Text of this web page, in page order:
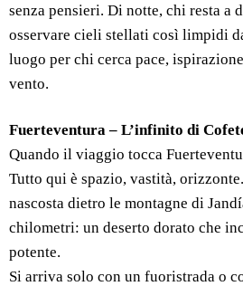
senza pensieri. Di notte, chi resta a
osservare cieli stellati così limpidi
luogo per chi cerca pace,
vento.
Fuerteventura – L’infinito di
Quando il viaggio tocca
Tutto qui è spazio, vastità,
nascosta dietro le montagne di
chilometri: un deserto dorato che
potente.
Si arriva solo con un fuoristrada o